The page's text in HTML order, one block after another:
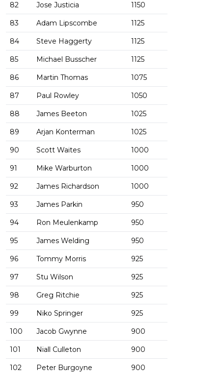
82 Jose Justicia 1150
83 Adam Lipscombe 1125
84 Steve Haggerty 1125
85 Michael Busscher 1125
86 Martin Thomas 1075
87 Paul Rowley 1050
88 James Beeton 1025
89 Arjan Konterman 1025
90 Scott Waites 1000
91 Mike Warburton 1000
92 James Richardson 1000
93 James Parkin 950
94 Ron Meulenkamp 950
95 James Welding 950
96 Tommy Morris 925
97 Stu Wilson 925
98 Greg Ritchie 925
99 Niko Springer 925
100 Jacob Gwynne 900
101 Niall Culleton 900
102 Peter Burgoyne 900